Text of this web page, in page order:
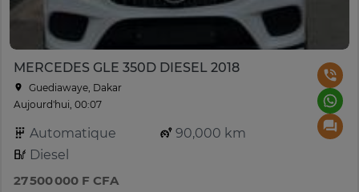
MERCEDES GLE 350D DIESEL 2018
Guediawaye, Dakar
Aujourd'hui, 00:07
Automatique
90,000 km
Diesel
27 500 000 F CFA